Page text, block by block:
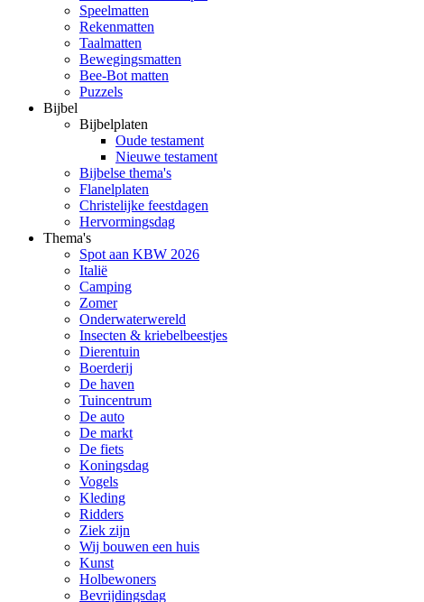
Speelmatten
Rekenmatten
Taalmatten
Bewegingsmatten
Bee-Bot matten
Puzzels
Bijbel
Bijbelplaten
Oude testament
Nieuwe testament
Bijbelse thema's
Flanelplaten
Christelijke feestdagen
Hervormingsdag
Thema's
Spot aan KBW 2026
Italië
Camping
Zomer
Onderwaterwereld
Insecten & kriebelbeestjes
Dierentuin
Boerderij
De haven
Tuincentrum
De auto
De markt
De fiets
Koningsdag
Vogels
Kleding
Ridders
Ziek zijn
Wij bouwen een huis
Kunst
Holbewoners
Bevrijdingsdag